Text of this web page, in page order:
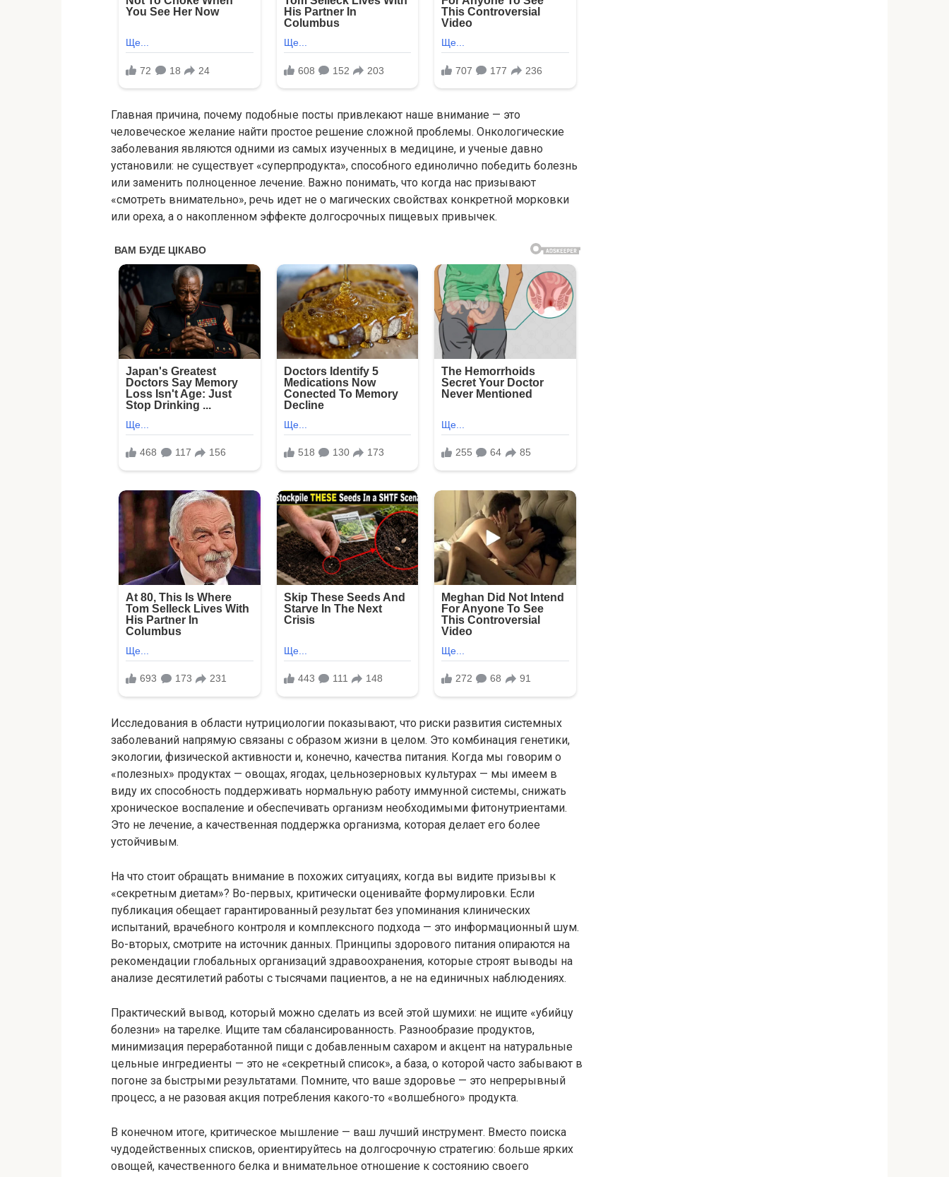
Главная причина, почему подобные посты привлекают наше внимание — это
человеческое желание найти простое решение сложной проблемы. Онкологические
заболевания являются одними из самых изученных в медицине, и ученые давно
установили: не существует «суперпродукта», способного единолично победить болезнь
или заменить полноценное лечение. Важно понимать, что когда нас призывают
«смотреть внимательно», речь идет не о магических свойствах конкретной морковки
или ореха, а о накопленном эффекте долгосрочных пищевых привычек.
Исследования в области нутрициологии показывают, что риски развития системных
заболеваний напрямую связаны с образом жизни в целом. Это комбинация генетики,
экологии, физической активности и, конечно, качества питания. Когда мы говорим о
«полезных» продуктах — овощах, ягодах, цельнозерновых культурах — мы имеем в
виду их способность поддерживать нормальную работу иммунной системы, снижать
хроническое воспаление и обеспечивать организм необходимыми фитонутриентами.
Это не лечение, а качественная поддержка организма, которая делает его более
устойчивым.
На что стоит обращать внимание в похожих ситуациях, когда вы видите призывы к
«секретным диетам»? Во-первых, критически оценивайте формулировки. Если
публикация обещает гарантированный результат без упоминания клинических
испытаний, врачебного контроля и комплексного подхода — это информационный шум.
Во-вторых, смотрите на источник данных. Принципы здорового питания опираются на
рекомендации глобальных организаций здравоохранения, которые строят выводы на
анализе десятилетий работы с тысячами пациентов, а не на единичных наблюдениях.
Практический вывод, который можно сделать из всей этой шумихи: не ищите «убийцу
болезни» на тарелке. Ищите там сбалансированность. Разнообразие продуктов,
минимизация переработанной пищи с добавленным сахаром и акцент на натуральные
цельные ингредиенты — это не «секретный список», а база, о которой часто забывают в
погоне за быстрыми результатами. Помните, что ваше здоровье — это непрерывный
процесс, а не разовая акция потребления какого-то «волшебного» продукта.
В конечном итоге, критическое мышление — ваш лучший инструмент. Вместо поиска
чудодейственных списков, ориентируйтесь на долгосрочную стратегию: больше ярких
овощей, качественного белка и внимательное отношение к состоянию своего